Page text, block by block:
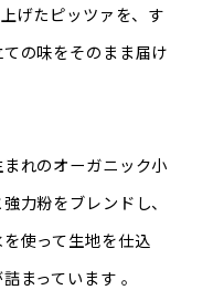
げたピッツァを、す
の味をそのまま届け
れのオーガニック小
力粉をブレンドし、
使って生地を仕込
まっています 。